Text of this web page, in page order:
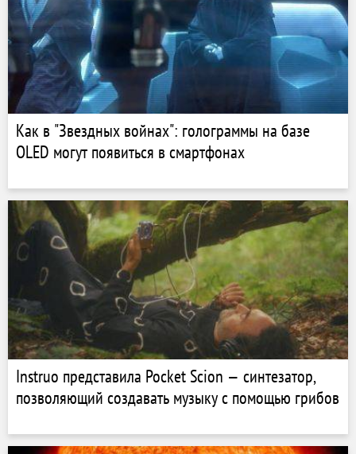
Как в "Звездных войнах": голограммы на базе
OLED могут появиться в смартфонах
Instruo представила Pocket Scion — синтезатор,
позволяющий создавать музыку с помощью грибов